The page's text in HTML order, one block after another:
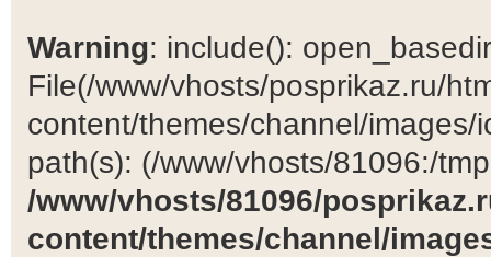
Warning: include():
File(/www/vhosts/posprikaz.ru/
content/themes/channel/
path(s): (/www/vhosts/81096:/
/www/vhosts/81096/
content/themes/channel/